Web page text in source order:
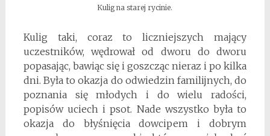
Kulig na starej rycinie.
Kulig taki, coraz to liczniejszych mający
uczestników, wędrował od dworu do dworu
popasając, bawiąc się i goszcząc nieraz i po kilka
dni. Była to okazja do odwiedzin familijnych, do
poznania się młodych i do wielu radości,
popisów uciech i psot. Nade wszystko była to
okazja do błyśnięcia dowcipem i dobrym